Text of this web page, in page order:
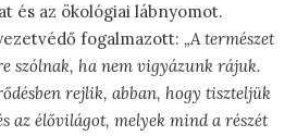
és az ökológiai lábnyomot.
fogalmazott: „A természet
szólnak, ha nem vigyázunk rájuk.
rejlik, abban, hogy tiszteljük
az élővilágot, melyek mind a részét